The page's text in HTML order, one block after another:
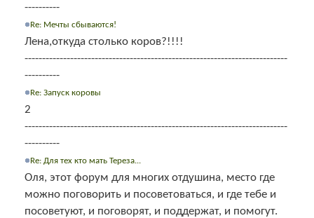
----------
Re: Мечты сбываются!
Лена,откуда столько коров?!!!!
---------------------------------------------------------------------------
----------
Re: Запуск коровы
2
---------------------------------------------------------------------------
----------
Re: Для тех кто мать Тереза...
Оля, этот форум для многих отдушина, место где
можно поговорить и посоветоваться, и где тебе и
посоветуют, и поговорят, и поддержат, и помогут.